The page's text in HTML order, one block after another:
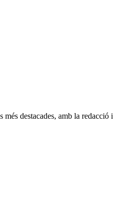
destacades, amb la